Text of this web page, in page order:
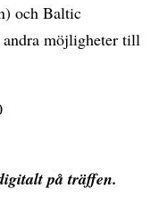
och Baltic
möjligheter till
på träffen.